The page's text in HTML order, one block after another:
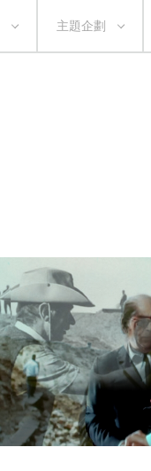
主題企劃